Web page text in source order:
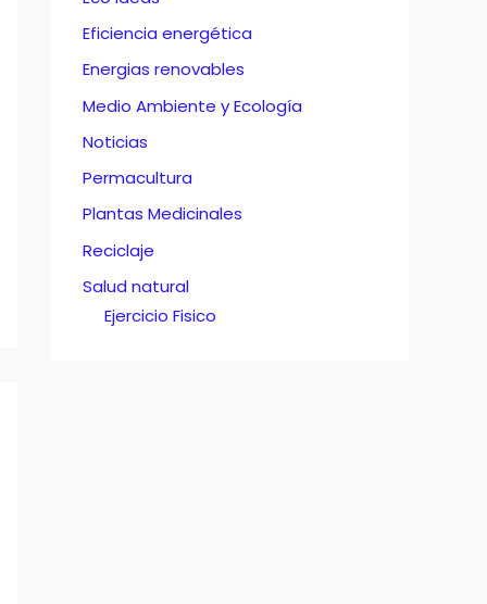
Eficiencia energética
Energias renovables
Medio Ambiente y Ecología
Noticias
Permacultura
Plantas Medicinales
Reciclaje
Salud natural
Ejercicio Fisico